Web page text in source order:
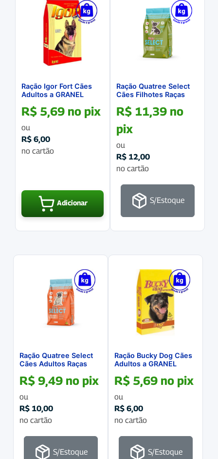
Ração Igor Fort Cães
Adultos a GRANEL
R$ 5,69 no pix
ou
R$ 6,00
no cartão
Adicionar
Ração Quatree Select
Cães Filhotes Raças
R$ 11,39 no
pix
ou
R$ 12,00
no cartão
S/Estoque
Ração Quatree Select
Cães Adultos Raças
Arroz a GRANEL
R$ 9,49 no pix
ou
R$ 10,00
no cartão
S/Estoque
Ração Bucky Dog Cães
Adultos a GRANEL
R$ 5,69 no pix
ou
R$ 6,00
no cartão
S/Estoque